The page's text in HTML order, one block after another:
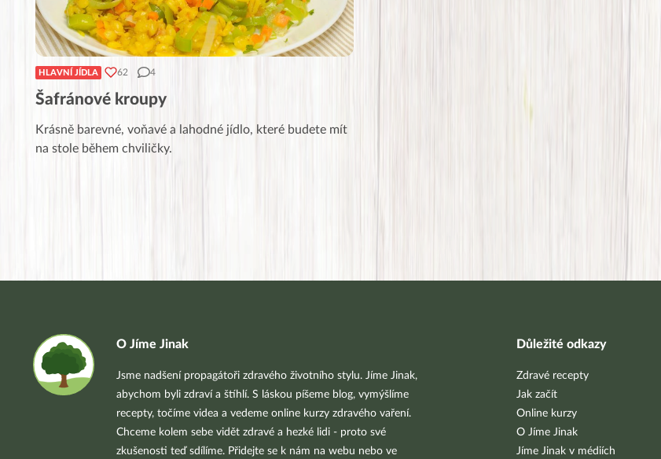
HLAVNÍ JÍDLA 62 4
Šafránové kroupy
Krásně barevné, voňavé a lahodné jídlo, které budete mít
na stole během chviličky.
O Jíme Jinak
Jsme nadšení propagátoři zdravého životního stylu. Jíme Jinak,
abychom byli zdraví a štíhlí. S láskou píšeme blog, vymýšlíme
recepty, točíme videa a vedeme online kurzy zdravého vaření.
Chceme kolem sebe vidět zdravé a hezké lidi - proto své
zkušenosti teď sdílíme. Přidejte se k nám na webu nebo ve
Důležité odkazy
Zdravé recepty
Jak začít
Online kurzy
O Jíme Jinak
Jíme Jinak v médiích